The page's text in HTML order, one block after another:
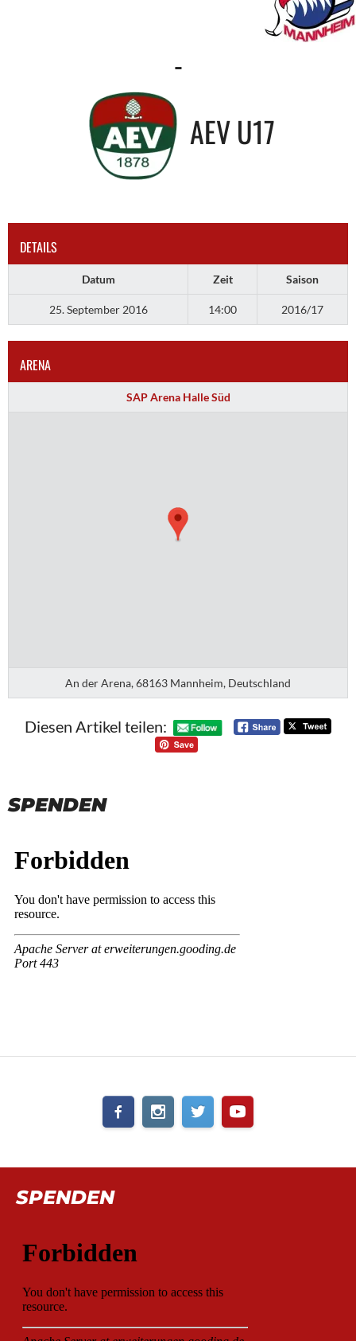
-
AEV U17
DETAILS
Datum Zeit Saison
25. September 2016 14:00 2016/17
ARENA
SAP Arena Halle Süd
An der Arena, 68163 Mannheim, Deutschland
Diesen Artikel teilen:
SPENDEN
SPENDEN